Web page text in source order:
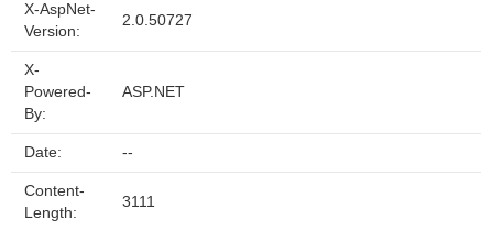
X-AspNet-
Version:
2.0.50727
X-
Powered-
By:
ASP.NET
Date: --
Content-
Length:
3111